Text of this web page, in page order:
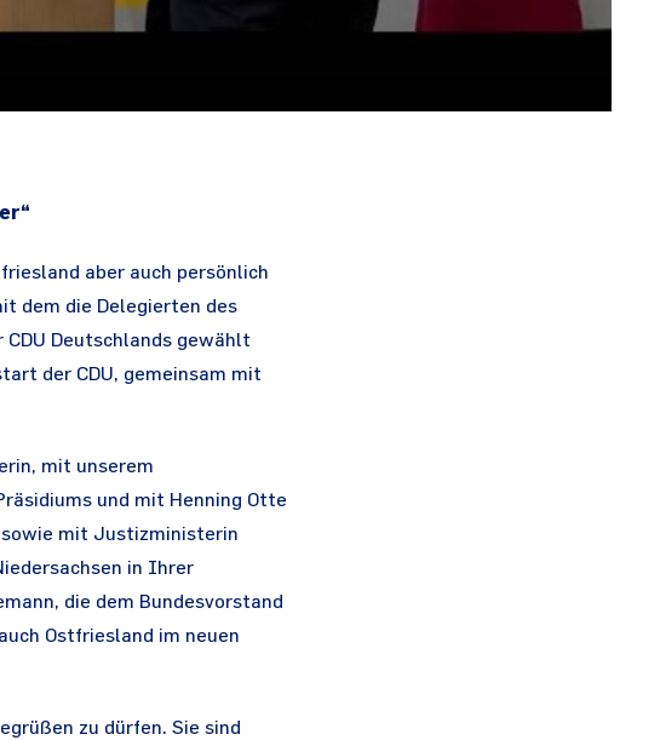
aber auch persönlich
dem die Delegierten des
Deutschlands gewählt
der CDU, gemeinsam mit
mit unserem
und mit Henning Otte
mit Justizministerin
in Ihrer
die dem Bundesvorstand
Ostfriesland im neuen
zu dürfen. Sie sind